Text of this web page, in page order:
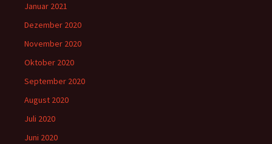
Januar 2021
Dezember 2020
November 2020
Oktober 2020
September 2020
August 2020
Juli 2020
Juni 2020